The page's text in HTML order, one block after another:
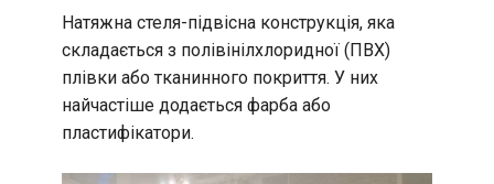
Натяжна стеля-підвісна конструкція, яка
складається з полівінілхлоридної (ПВХ)
плівки або тканинного покриття. У них
найчастіше додається фарба або
пластифікатори.